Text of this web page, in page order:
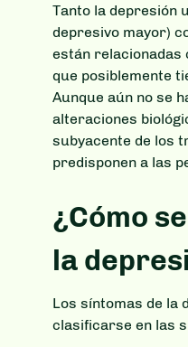
Tanto la depresión
depresivo mayor)
están relacionadas
que posiblemente
Aunque aún no se
alteraciones
subyacente de los
predisponen a las
¿Cómo
la
Los síntomas de la
clasificarse en las